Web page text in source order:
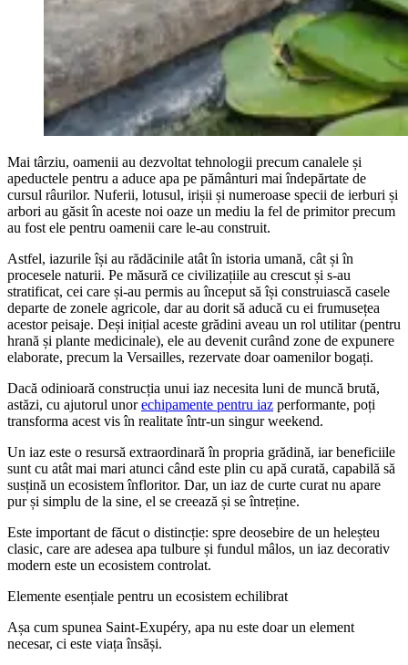
Mai târziu, oamenii au dezvoltat tehnologii precum canalele și
apeductele pentru a aduce apa pe pământuri mai îndepărtate de
cursul râurilor. Nuferii, lotusul, irișii și numeroase specii de ierburi și
arbori au găsit în aceste noi oaze un mediu la fel de primitor precum
au fost ele pentru oamenii care le-au construit.
Astfel, iazurile își au rădăcinile atât în istoria umană, cât și în
procesele naturii. Pe măsură ce civilizațiile au crescut și s-au
stratificat, cei care și-au permis au început să își construiască casele
departe de zonele agricole, dar au dorit să aducă cu ei frumusețea
acestor peisaje. Deși inițial aceste grădini aveau un rol utilitar (pentru
hrană și plante medicinale), ele au devenit curând zone de expunere
elaborate, precum la Versailles, rezervate doar oamenilor bogați.
Dacă odinioară construcția unui iaz necesita luni de muncă brută,
astăzi, cu ajutorul unorechipamente pentru iaz performante, poți
transforma acest vis în realitate într-un singur weekend.
Un iaz este o resursă extraordinară în propria grădină, iar beneficiile
sunt cu atât mai mari atunci când este plin cu apă curată, capabilă să
susțină un ecosistem înfloritor. Dar, un iaz de curte curat nu apare
pur și simplu de la sine, el se creează și se întreține.
Este important de făcut o distincție: spre deosebire de un heleșteu
clasic, care are adesea apa tulbure și fundul mâlos, un iaz decorativ
modern este un ecosistem controlat.
Elemente esențiale pentru un ecosistem echilibrat
Așa cum spunea Saint-Exupéry, apa nu este doar un element
necesar, ci este viața însăși.